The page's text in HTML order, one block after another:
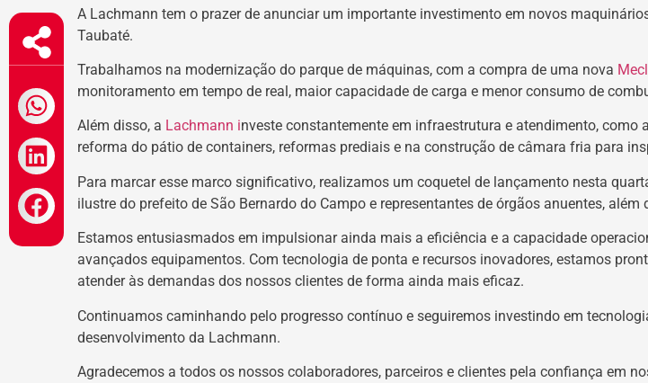
A Lachmann tem o prazer de anunciar um importante investimento em novos
Taubaté.
Trabalhamos na modernização do parque de máquinas, com a compra de uma nova
monitoramento em tempo de real, maior capacidade de carga e menor consumo de
Além disso, a Lachmann investe constantemente em infraestrutura e atendimento, como
reforma do pátio de containers, reformas prediais e na construção de câmara fria para
Para marcar esse marco significativo, realizamos um coquetel de lançamento nesta
ilustre do prefeito de São Bernardo do Campo e representantes de órgãos anuentes, além
Estamos entusiasmados em impulsionar ainda mais a eficiência e a capacidade
avançados equipamentos. Com tecnologia de ponta e recursos inovadores, estamos
atender às demandas dos nossos clientes de forma ainda mais eficaz.
Continuamos caminhando pelo progresso contínuo e seguiremos investindo em
desenvolvimento da Lachmann.
Agradecemos a todos os nossos colaboradores, parceiros e clientes pela confiança em